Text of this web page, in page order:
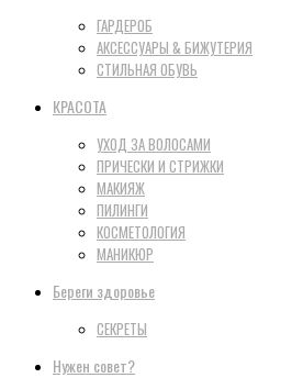
ГАРДЕРОБ
АКСЕССУАРЫ & БИЖУТЕРИЯ
СТИЛЬНАЯ ОБУВЬ
КРАСОТА
УХОД ЗА ВОЛОСАМИ
ПРИЧЕСКИ И СТРИЖКИ
МАКИЯЖ
ПИЛИНГИ
КОСМЕТОЛОГИЯ
МАНИКЮР
Береги здоровье
СЕКРЕТЫ
Нужен совет?